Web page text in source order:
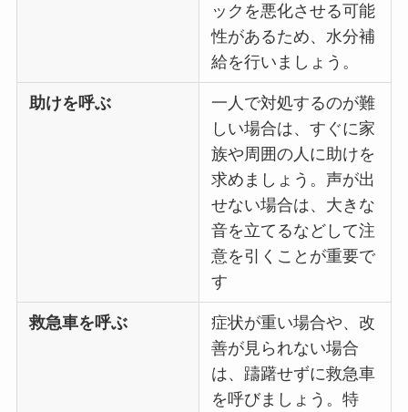
ックを悪化させる可能
性があるため、水分補
給を行いましょう。
助けを呼ぶ
一人で対処するのが難
しい場合は、すぐに家
族や周囲の人に助けを
求めましょう。声が出
せない場合は、大きな
音を立てるなどして注
意を引くことが重要で
す
救急車を呼ぶ
症状が重い場合や、改
善が見られない場合
は、躊躇せずに救急車
を呼びましょう。特